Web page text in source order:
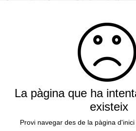
La pàgina que ha
existeix
Provi navegar des de la pàgina